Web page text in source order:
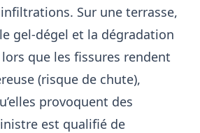
Sur une terrasse,
gel-dégel et la dégradation
que les fissures rendent
(risque de chute),
provoquent des
est qualifié de